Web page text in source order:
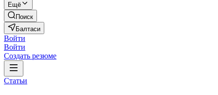
Ещё
Поиск
Балтаси
Войти
Войти
Создать резюме
Статьи